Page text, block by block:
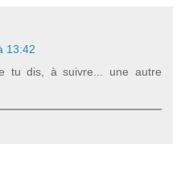
13:42
tu dis, à suivre... une autre